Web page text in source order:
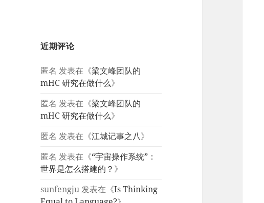
近期评论
匿名 发表在《梁文峰团队的
mHC 研究在做什么》
匿名 发表在《梁文峰团队的
mHC 研究在做什么》
匿名 发表在《江城记事之八》
匿名 发表在《“宇宙操作系统”：
世界是怎么搭建的？ 》
sunfengju发表在《Is Thinking